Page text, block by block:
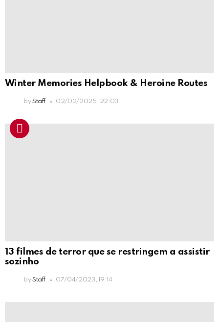
Winter Memories Helpbook & Heroine Routes
by Staff 02/02/2025, 22:03
13 filmes de terror que se restringem a assistir
sozinho
by Staff 07/04/2023, 19:14